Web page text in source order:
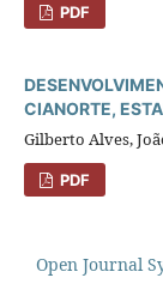
PDF
CIANORTE,
Gilberto Alves,
PDF
Open Journal